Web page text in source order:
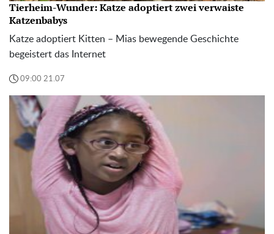
Tierheim-Wunder: Katze adoptiert zwei verwaiste
Katzenbabys
Katze adoptiert Kitten – Mias bewegende Geschichte
begeistert das Internet
09:00 21.07